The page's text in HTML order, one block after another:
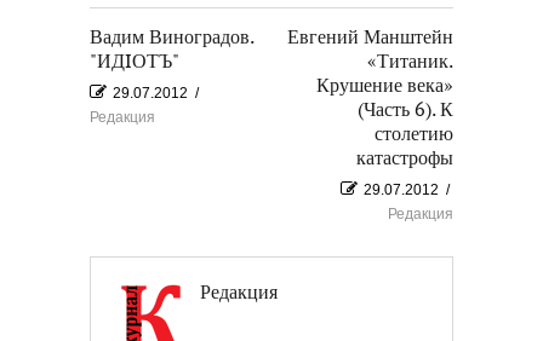
Вадим Виноградов.
"ИДIОТЪ"
29.07.2012 /
Редакция
Евгений Манштейн
«Титаник.
Крушение века»
(Часть 6). К
столетию
катастрофы
29.07.2012 /
Редакция
Редакция